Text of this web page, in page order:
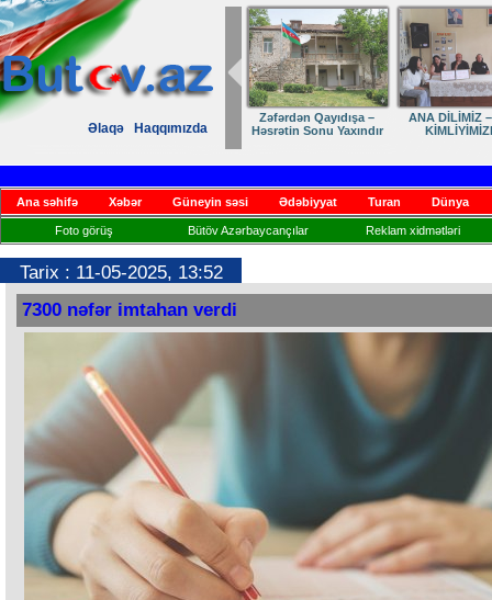
Əlaqə Haqqımızda
Zəfərdən Qayıdışa –
Həsrətin Sonu Yaxındır
ANA DİLİMİZ
Ana səhifə Xəbər Güneyin səsi Ədəbiyyat Turan Dünya
Foto görüş Bütöv Azərbaycançılar Reklam xidmətləri
Tarix : 11-05-2025, 13:52
7300 nəfər imtahan verdi